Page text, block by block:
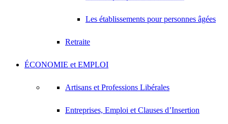
Les établissements pour personnes âgées
Retraite
ÉCONOMIE et EMPLOI
Artisans et Professions Libérales
Entreprises, Emploi et Clauses d’Insertion